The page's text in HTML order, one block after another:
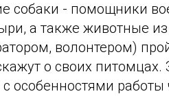
собаки - помощники
а также животные
волонтером)
о своих питомцах.
особенностями